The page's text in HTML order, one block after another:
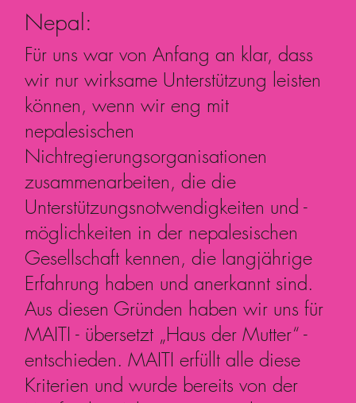
Nepal:
Für uns war von Anfang an klar, dass
wir nur wirksame Unterstützung leisten
können, wenn wir eng mit
nepalesischen
Nichtregierungsorganisationen
zusammenarbeiten, die die
Unterstützungsnotwendigkeiten und -
möglichkeiten in der nepalesischen
Gesellschaft kennen, die langjährige
Erfahrung haben und anerkannt sind.
Aus diesen Gründen haben wir uns für
MAITI - übersetzt „Haus der Mutter“ -
entschieden. MAITI erfüllt alle diese
Kriterien und wurde bereits von der